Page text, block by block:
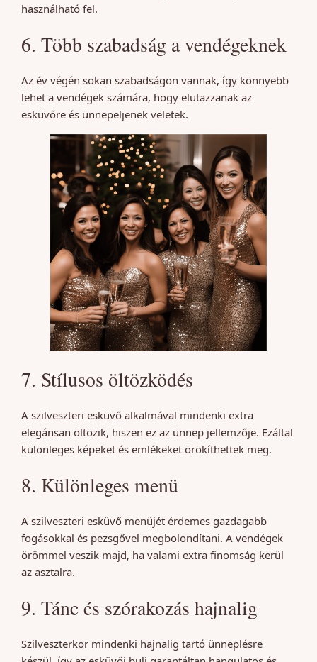
használható fel.
6. Több szabadság a vendégeknek
Az év végén sokan szabadságon vannak, így könnyebb
lehet a vendégek számára, hogy elutazzanak az
esküvőre és ünnepeljenek veletek.
7. Stílusos öltözködés
A szilveszteri esküvő alkalmával mindenki extra
elegánsan öltözik, hiszen ez az ünnep jellemzője. Ezáltal
különleges képeket és emlékeket örökíthettek meg.
8. Különleges menü
A szilveszteri esküvő menüjét érdemes gazdagabb
fogásokkal és pezsgővel megbolondítani. A vendégek
örömmel veszik majd, ha valami extra finomság kerül
az asztalra.
9. Tánc és szórakozás hajnalig
Szilveszterkor mindenki hajnalig tartó ünneplésre